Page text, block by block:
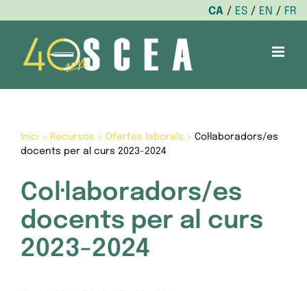
CA ES EN
FR
content
Inici> Recursos > Ofertes laborals > Col·laboradors/es
docents per al curs 2023-2024
Col·laboradors/es
docents per al curs
2023-2024